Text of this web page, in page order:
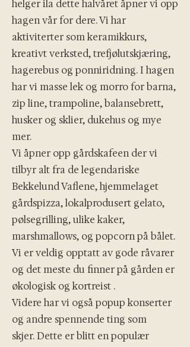
helger ila dette halvåret åpner vi opp
hagen vår for dere. Vi har
aktiviterter som keramikkurs,
kreativt verksted, trefjølutskjæring,
hagerebus og ponniridning. I hagen
har vi masse lek og morro for barna,
zip line, trampoline, balansebrett,
husker og sklier, dukehus og mye
mer.
Vi åpner opp gårdskafeen der vi
tilbyr alt fra de legendariske
Bekkelund Vaflene, hjemmelaget
gårdspizza, lokalprodusert gelato,
pølsegrilling, ulike kaker,
marshmallows, og popcorn på bålet.
Vi er veldig opptatt av gode råvarer
og det meste du finner på gården er
økologisk og kortreist .
Videre har vi også popup konserter
og andre spennende ting som
skjer.Dette er blitt en populær